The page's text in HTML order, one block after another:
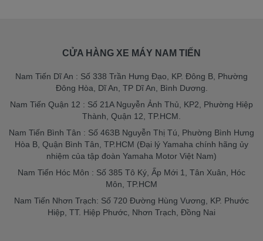
CỬA HÀNG XE MÁY NAM TIẾN
Nam Tiến Dĩ An : Số 338 Trần Hưng Đạo, KP. Đông B, Phường
Đông Hòa, Dĩ An, TP Dĩ An, Bình Dương.
Nam Tiến Quận 12 : Số 21A Nguyễn Ảnh Thủ, KP2, Phường Hiệp
Thành, Quận 12, TP.HCM.
Nam Tiến Bình Tân : Số 463B Nguyễn Thị Tú, Phường Bình Hưng
Hòa B, Quận Bình Tân, TP.HCM (Đại lý Yamaha chính hãng ủy
nhiệm của tập đoàn Yamaha Motor Việt Nam)
Nam Tiến Hóc Môn : Số 385 Tô Ký, Ấp Mới 1, Tân Xuân, Hóc
Môn, TP.HCM
Nam Tiến Nhơn Trạch: Số 720 Đường Hùng Vương, KP. Phước
Hiệp, TT. Hiệp Phước, Nhơn Trạch, Đồng Nai